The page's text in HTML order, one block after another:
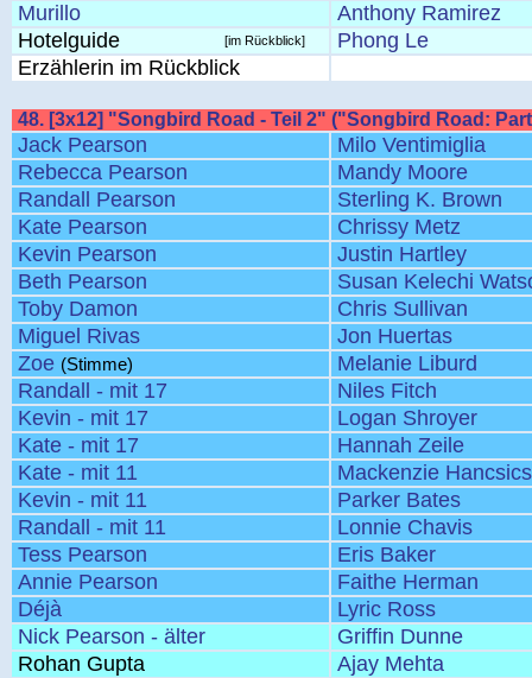
Murillo
Anthony Ramirez
Hotelguide
[im Rückblick]
Phong Le
Erzählerin im Rückblick
48. [3x12] "Songbird Road - Teil 2" ("Songbird Road:
Jack Pearson
Milo Ventimiglia
Rebecca Pearson
Mandy Moore
Randall Pearson
Sterling K. Brown
Kate Pearson
Chrissy Metz
Kevin Pearson
Justin Hartley
Beth Pearson
Susan Kelechi
Toby Damon
Chris Sullivan
Miguel Rivas
Jon Huertas
Zoe (Stimme)
Melanie Liburd
Randall - mit 17
Niles Fitch
Kevin - mit 17
Logan Shroyer
Kate - mit 17
Hannah Zeile
Kate - mit 11
Mackenzie
Kevin - mit 11
Parker Bates
Randall - mit 11
Lonnie Chavis
Tess Pearson
Eris Baker
Annie Pearson
Faithe Herman
Déjà
Lyric Ross
Nick Pearson - älter
Griffin Dunne
Rohan Gupta
Ajay Mehta